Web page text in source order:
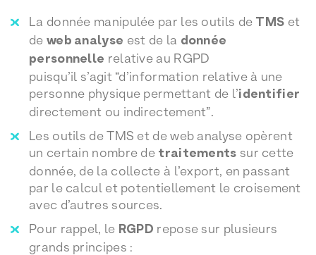
La donnée manipulée par les outils de TMS et
de web analyse est de la donnée
personnelle relative au RGPD
puisqu’il s’agit “d’information relative à une
personne physique permettant de l’identifier
directement ou indirectement”.
Les outils de TMS et de web analyse opèrent
un certain nombre de traitements sur cette
donnée, de la collecte à l’export, en passant
par le calcul et potentiellement le croisement
avec d’autres sources.
Pour rappel, le RGPD repose sur plusieurs
grands principes :